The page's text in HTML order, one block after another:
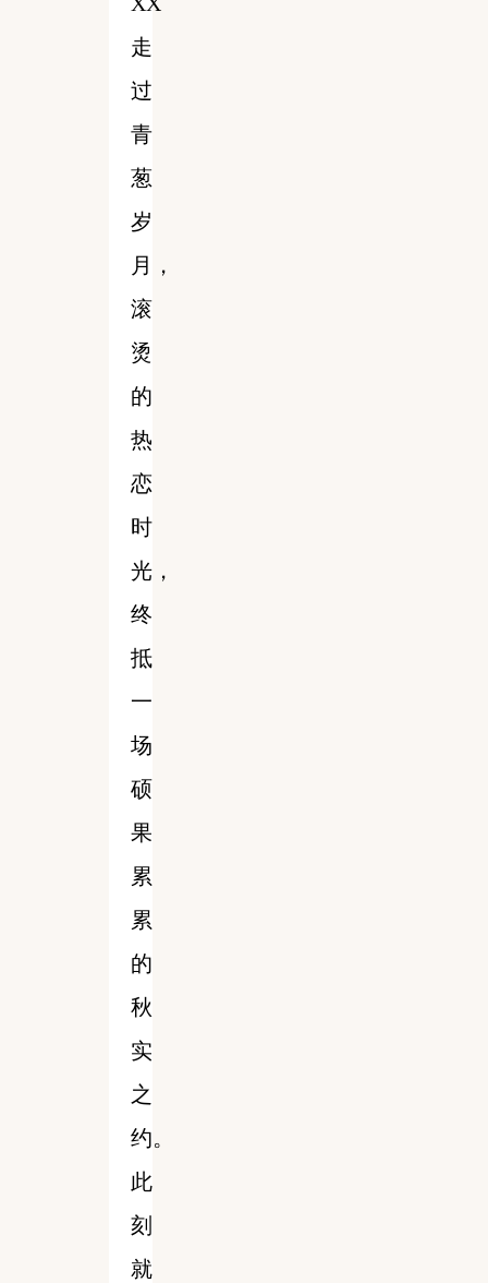
走
过
青
葱
岁
月，
滚
烫
的
热
恋
时
光，
终
抵
一
场
硕
果
累
累
的
秋
实
之
约。
此
刻
就